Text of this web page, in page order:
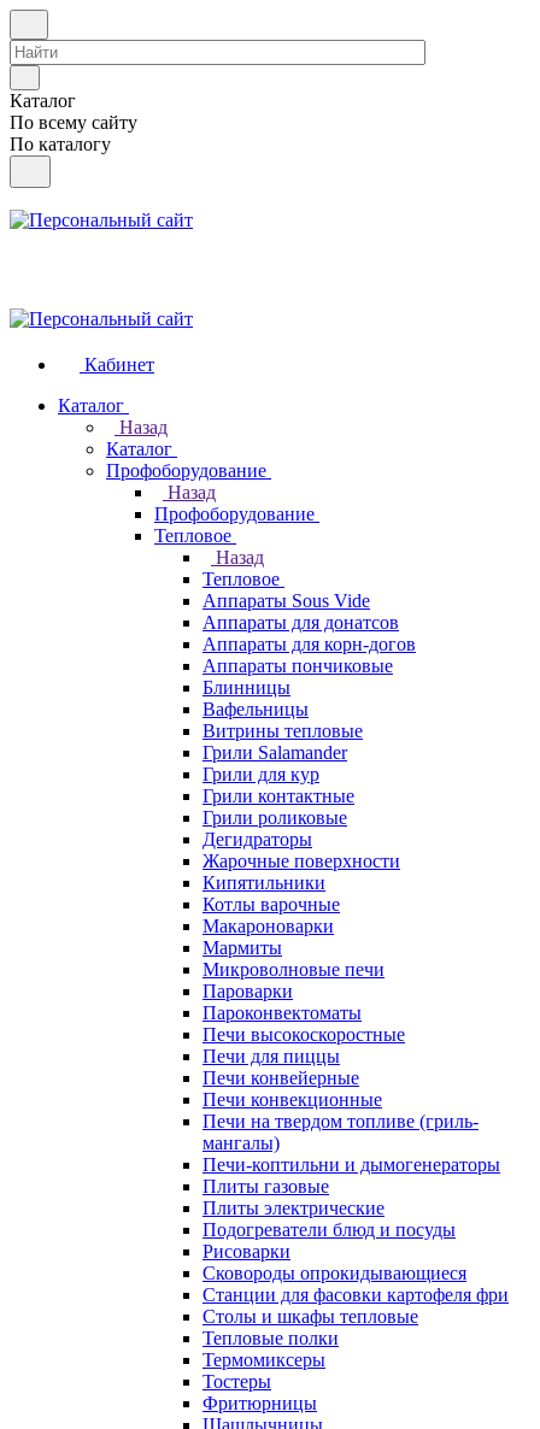
Каталог
По всему сайту
По каталогу
Кабинет
Каталог
Назад
Каталог
Профоборудование
Назад
Профоборудование
Тепловое
Назад
Тепловое
Аппараты Sous Vide
Аппараты для донатсов
Аппараты для корн-догов
Аппараты пончиковые
Блинницы
Вафельницы
Витрины тепловые
Грили Salamander
Грили для кур
Грили контактные
Грили роликовые
Дегидраторы
Жарочные поверхности
Кипятильники
Котлы варочные
Макароноварки
Мармиты
Микроволновые печи
Пароварки
Пароконвектоматы
Печи высокоскоростные
Печи для пиццы
Печи конвейерные
Печи конвекционные
Печи на твердом топливе (гриль-
мангалы)
Печи-коптильни и дымогенераторы
Плиты газовые
Плиты электрические
Подогреватели блюд и посуды
Рисоварки
Сковороды опрокидывающиеся
Станции для фасовки картофеля фри
Столы и шкафы тепловые
Тепловые полки
Термомиксеры
Тостеры
Фритюрницы
Шашлычницы